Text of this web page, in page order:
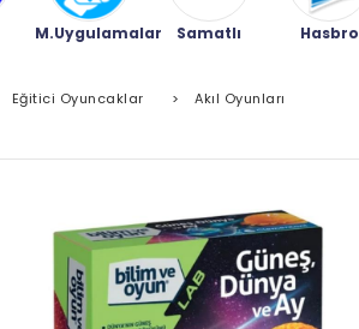
M.Uygulamalar Samatlı Hasbro
Eğitici Oyuncaklar > Akıl Oyunları